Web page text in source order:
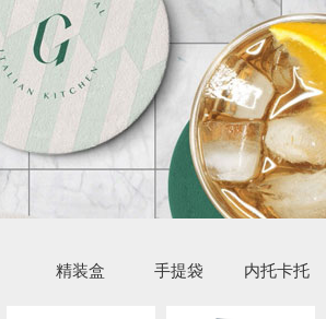
精装盒 手提袋 内托卡托